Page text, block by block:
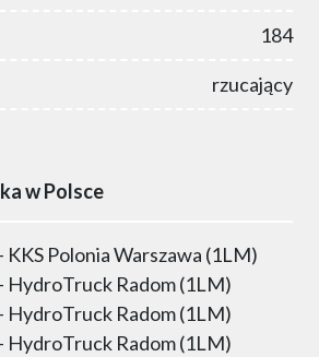
184
rzucający
w Polsce
- KKS Polonia Warszawa (1LM)
- HydroTruck Radom (1LM)
HydroTruck Radom (1LM)
HydroTruck Radom (1LM)